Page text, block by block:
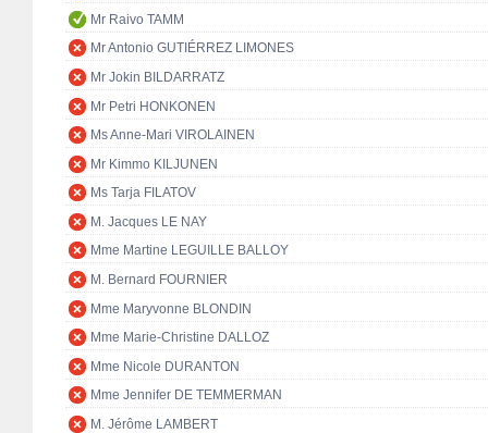
Mr Raivo TAMM
Mr Antonio GUTIÉRREZ LIMONES
Mr Jokin BILDARRATZ
Mr Petri HONKONEN
Ms Anne-Mari VIROLAINEN
Mr Kimmo KILJUNEN
Ms Tarja FILATOV
M. Jacques LE NAY
Mme Martine LEGUILLE BALLOY
M. Bernard FOURNIER
Mme Maryvonne BLONDIN
Mme Marie-Christine DALLOZ
Mme Nicole DURANTON
Mme Jennifer DE TEMMERMAN
M. Jérôme LAMBERT